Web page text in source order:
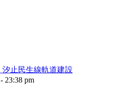
止民生線軌道建設
23:38 pm